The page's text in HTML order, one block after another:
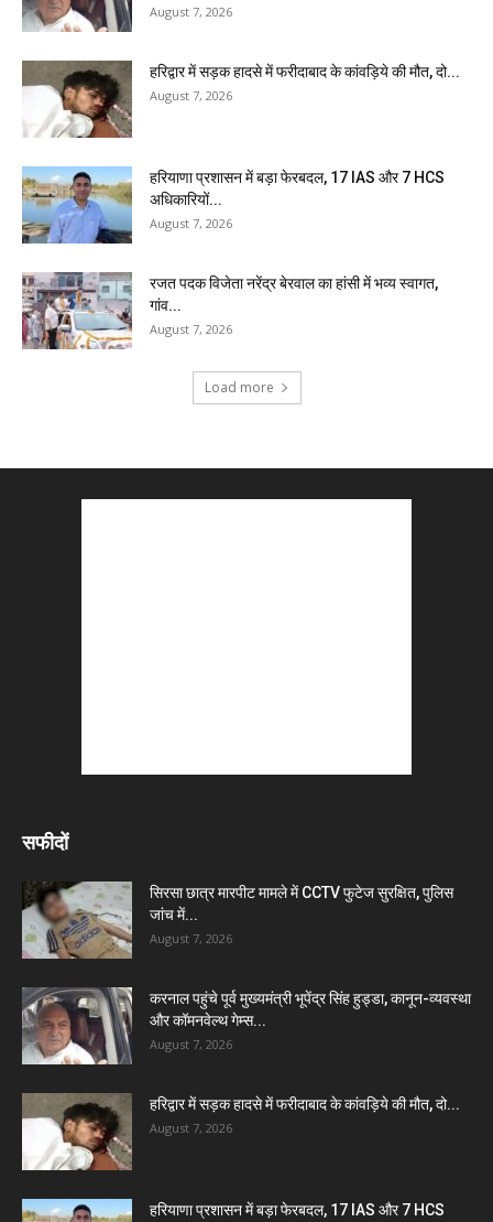
August 7, 2026
हरिद्वार में सड़क हादसे में फरीदाबाद के कांवड़िये की मौत, दो...
August 7, 2026
हरियाणा प्रशासन में बड़ा फेरबदल, 17 IAS और 7 HCS
अधिकारियों...
August 7, 2026
रजत पदक विजेता नरेंद्र बेरवाल का हांसी में भव्य स्वागत,
गांव...
August 7, 2026
Load more
सफीदों
सिरसा छात्र मारपीट मामले में CCTV फुटेज सुरक्षित, पुलिस
जांच में...
August 7, 2026
करनाल पहुंचे पूर्व मुख्यमंत्री भूपेंद्र सिंह हुड्डा, कानून-व्यवस्था
और कॉमनवेल्थ गेम्स...
August 7, 2026
हरिद्वार में सड़क हादसे में फरीदाबाद के कांवड़िये की मौत, दो...
August 7, 2026
हरियाणा प्रशासन में बड़ा फेरबदल, 17 IAS और 7 HCS